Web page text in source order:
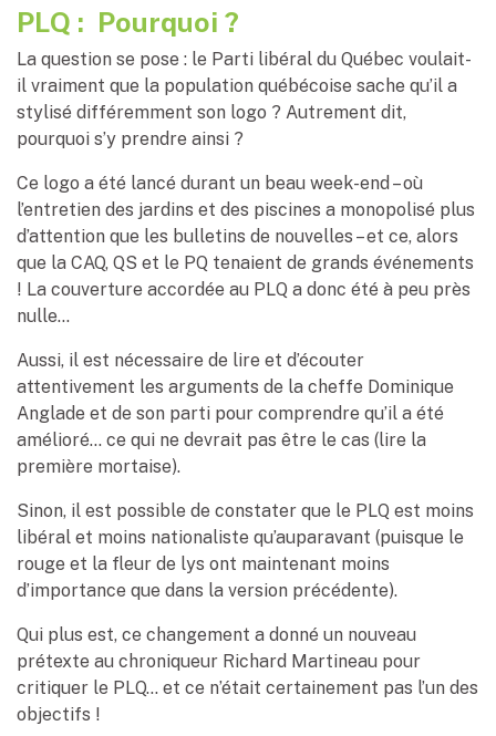
PLQ : Pourquoi ?
La question se pose : le Parti libéral du Québec voulait-
il vraiment que la population québécoise sache qu’il a
stylisé différemment son logo ? Autrement dit,
pourquoi s’y prendre ainsi ?
Ce logo a été lancé durant un beau week-end – où
l’entretien des jardins et des piscines a monopolisé plus
d’attention que les bulletins de nouvelles – et ce, alors
que la CAQ, QS et le PQ tenaient de grands événements
! La couverture accordée au PLQ a donc été à peu près
nulle…
Aussi, il est nécessaire de lire et d’écouter
attentivement les arguments de la cheffe Dominique
Anglade et de son parti pour comprendre qu’il a été
amélioré… ce qui ne devrait pas être le cas (lire la
première mortaise).
Sinon, il est possible de constater que le PLQ est moins
libéral et moins nationaliste qu’auparavant (puisque le
rouge et la fleur de lys ont maintenant moins
d’importance que dans la version précédente).
Qui plus est, ce changement a donné un nouveau
prétexte au chroniqueur Richard Martineau pour
critiquer le PLQ… et ce n’était certainement pas l’un des
objectifs !